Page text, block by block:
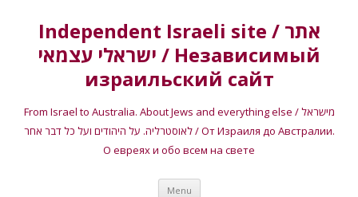
Independent Israeli site / אתר
ישראלי עצמאי / Независимый
израильский сайт
From Israel to Australia. About Jews and everything else / מישראל
לאוסטרליה. על היהודים ועל כל דבר אחר / От Израиля до Австралии.
О евреях и обо всем на свете
Menu Skip